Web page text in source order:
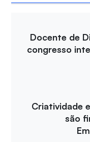
Docente de
congresso
Criatividade
são